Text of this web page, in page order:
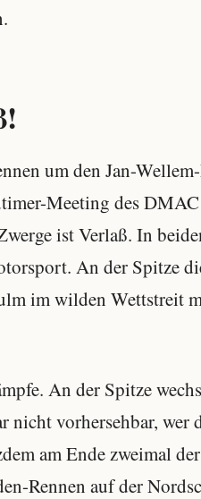
um den Jan-
Meeting des
ist Verlaß. In
An der Spitze
im wilden Wettstreit
An der Spitze
nicht vorhersehbar, wer
am Ende zweimal
Rennen auf der